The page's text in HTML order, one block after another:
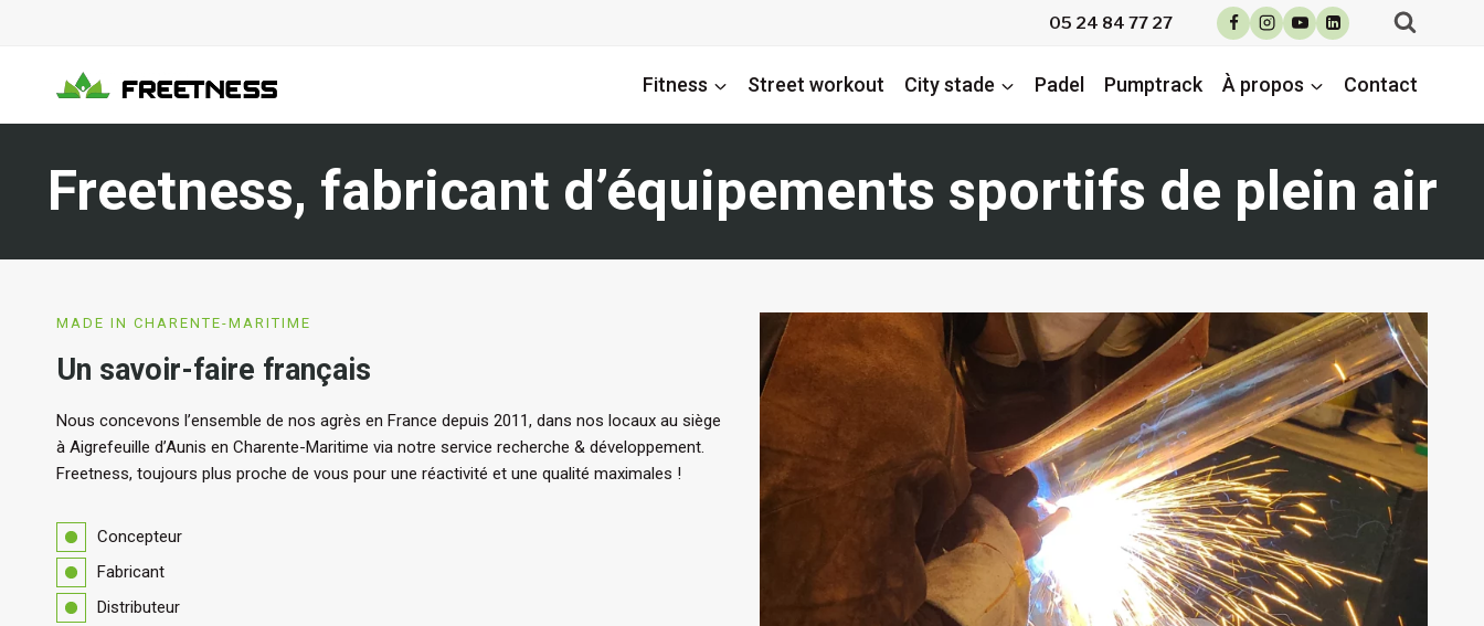
05 24 84 77 27
Fitness Street workout City stade Padel Pumptrack À propos Contact
Freetness, fabricant d’équipements sportifs de plein air
MADE IN CHARENTE-MARITIME
Un savoir-faire français
Nous concevons l’ensemble de nos agrès en France depuis 2011, dans nos locaux au siège
à Aigrefeuille d’Aunis en Charente-Maritime via notre service recherche & développement.
Freetness, toujours plus proche de vous pour une réactivité et une qualité maximales !
Concepteur
Fabricant
Distributeur